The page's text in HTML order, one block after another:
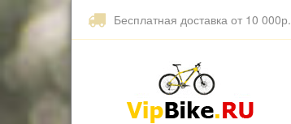
Бесплатная доставка от 10 000р.